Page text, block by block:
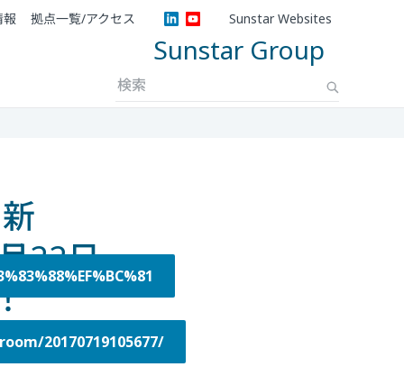
報 拠点一覧/アクセス Sunstar Websites
Sunstar Group
22日
20170719105677/